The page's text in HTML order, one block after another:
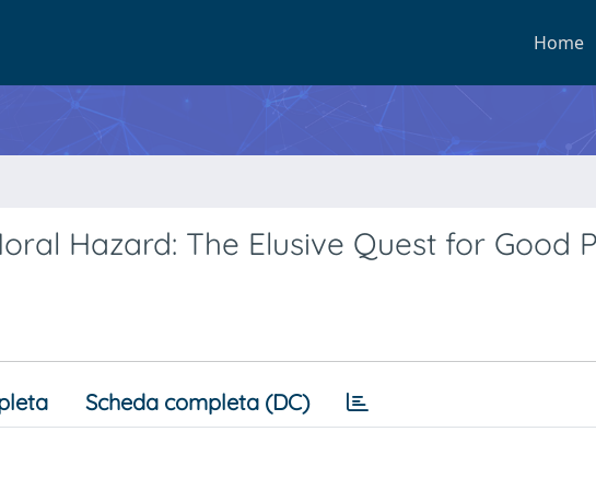
Home
Hazard: The Elusive Quest for Good
Scheda completa (DC)